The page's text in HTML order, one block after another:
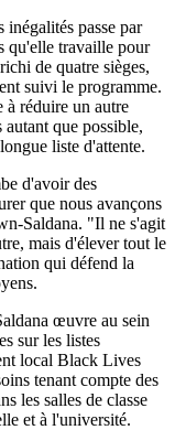
passe par
qu'elle travaille pour
de quatre sièges,
suivi le programme.
à réduire un autre
que possible,
liste d'attente.
d'avoir des
que nous avançons
Saldana. "Il ne s'agit
mais d'élever tout le
qui défend la
œuvre au sein
sur les listes
local Black Lives
tenant compte des
les salles de classe
et à l'université.